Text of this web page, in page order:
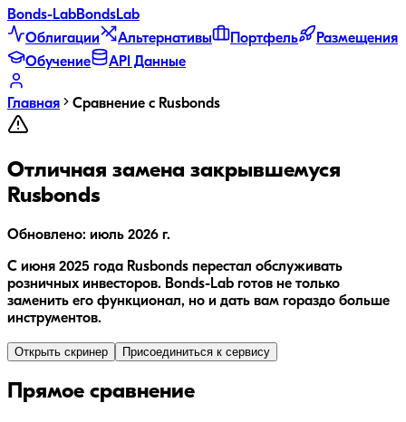
Bonds-LabBondsLab
Облигации
Альтернативы Портфель
Размещения
Обучение
API Данные
Главная Сравнение с Rusbonds
Отличная замена закрывшемуся
Rusbonds
Обновлено: июль 2026 г.
С июня 2025 года Rusbonds перестал обслуживать
розничных инвесторов. Bonds-Lab готов не только
заменить его функционал, но и дать вам гораздо больше
инструментов.
Открыть скринер Присоединиться к сервису
Прямое сравнение